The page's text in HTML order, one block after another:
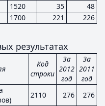
1520 35
48
1700 221 226
результатах
Код
строки
За
2012
год
За
2011
год
2110 276
276